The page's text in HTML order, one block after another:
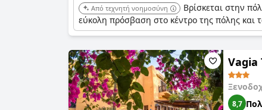
Από τεχνητή νοημοσύνη
Βρίσκεται στην
εύκολη πρόσβαση στο κέντρο της πόλης και
Vagia
8,7